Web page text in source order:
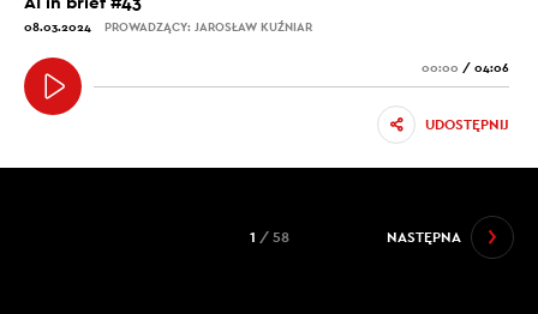
08.03.2024 PROWADZĄCY: JAROSŁAW KUŹNIAR
00:00 / 04:06
UDOSTĘPNIJ
NASTĘPNA
1 / 58